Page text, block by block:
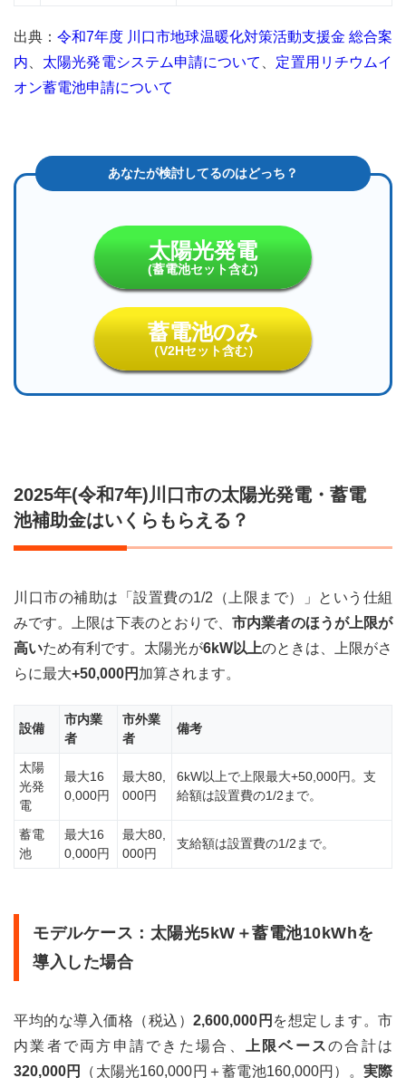
え
る？
2.1
蓄電
池補
助金
は？
4
2025
年
(令
川口
太陽
光発
電・
池補
4.1
川口
市：
る住
宅に
出典：令和7年度 川口市地球温暖化対策活動支援金 総合案
内
太陽光発電システム申請について
定置用リチウムイ
オン蓄電池申請について
太陽光発電
(蓄電池セット含む)
蓄電池のみ
（V2Hセット含む）
2025年(令和7年)川口市の太陽光発電・蓄電
池補助金はいくらもらえる？
川口市の補助は「設置費の1/2（上限まで）」という仕組
みです。上限は下表のとおりで、市内業者のほうが上限が
高いため有利です。太陽光が6kW以上のときは、上限がさ
らに最大+50,000円 加算されます。
設備
市内業
者
市外業
者
備考
太陽
光発
電
最大16
0,000円
最大80,
000円
6kW以上で上限最大+50,000円。支
給額は設置費の1/2まで。
蓄電
池
最大16
0,000円
最大80,
000円
支給額は設置費の1/2まで。
モデルケース：太陽光5kW＋蓄電池10kWhを
導入した場合
平均的な導入価格（税込）2,600,000円 を想定します。市
内業者で両方申請できた場合、
上限ベースの合計は
320,000円
（太陽光160,000円＋蓄電池160,000円）。 実際